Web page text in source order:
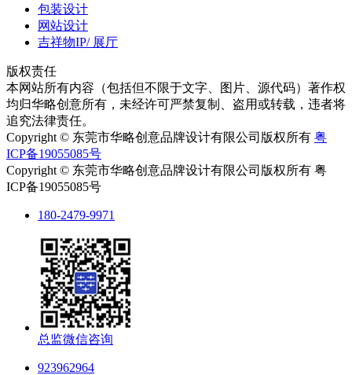
包装设计
网站设计
吉祥物IP/ 展厅
版权责任
本网站所有内容（包括但不限于文字、图片、源代码）著作权
均归华略创意所有，未经许可严禁复制、盗用或转载，违者将
追究法律责任。
Copyright © 东莞市华略创意品牌设计有限公司版权所有 粤
ICP备19055085号
Copyright © 东莞市华略创意品牌设计有限公司版权所有 粤
ICP备19055085号
180-2479-9971
总监微信咨询
923962964